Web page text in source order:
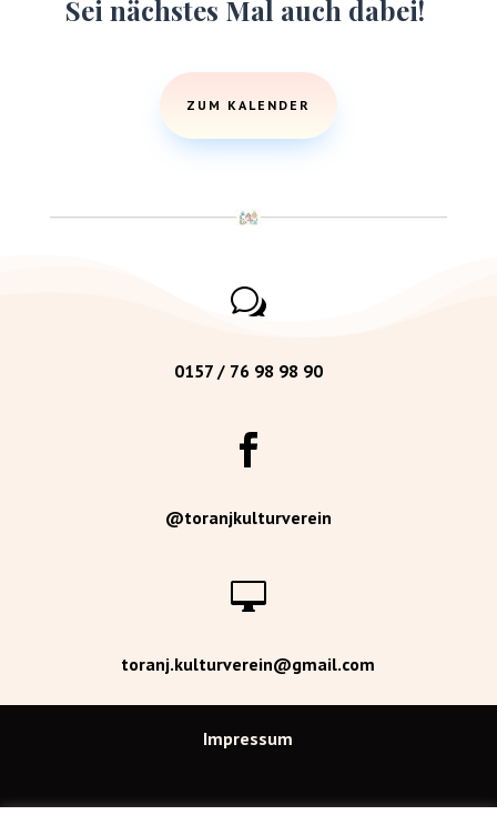
Sei nächstes Mal auch dabei!
ZUM KALENDER
w
0157 / 76 98 98 90

@toranjkulturverein

toranj.kulturverein@gmail.com
Impressum